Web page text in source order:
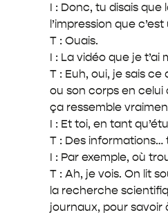
I : Donc, tu disais que
l’impression que
T : Ouais.
I : La vidéo que je
T : Euh, oui, je sais
ou son corps en celui
ça ressemble
I : Et toi, en tant
T : Des informations…
I : Par exemple, où
T : Ah, je vois. On lit
la recherche
journaux, pour savoir